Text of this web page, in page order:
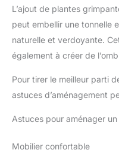
L’ajout de plantes
peut embellir une tonnelle
naturelle et verdoyante.
également à créer de
Pour tirer le meilleur parti
astuces d’aménagement
Astuces pour aménager
Mobilier confortable